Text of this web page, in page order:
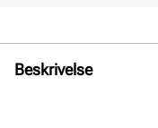
Beskrivelse